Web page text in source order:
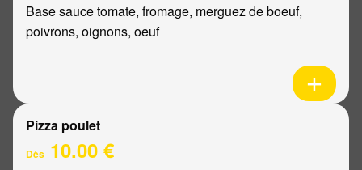
Base sauce tomate, fromage, merguez de boeuf,
poivrons, oignons, oeuf
Pizza poulet
Dès 10.00 €